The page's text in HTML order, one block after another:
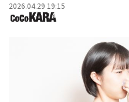
2026.04.29 19:15